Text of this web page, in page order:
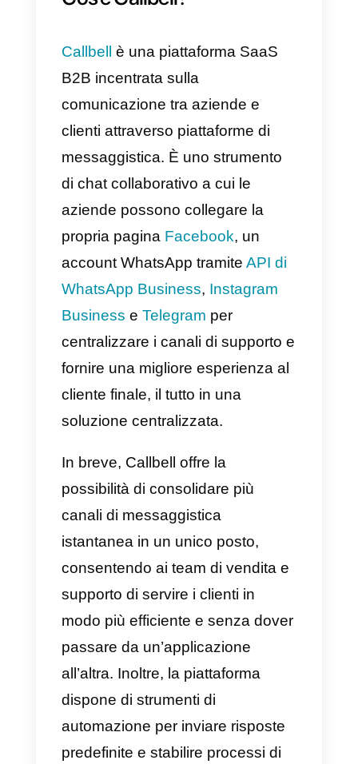
Inoltre, Formidable Forms è
compatibile con Gutenberg e altri
popolari page builder, rendendolo
facile da usare per qualsiasi tipo
di utente WordPress.
Cos’è Callbell?
Callbell è una piattaforma SaaS
B2B incentrata sulla
comunicazione tra aziende e
clienti attraverso piattaforme di
messaggistica. È uno strumento
di chat collaborativo a cui le
aziende possono collegare la